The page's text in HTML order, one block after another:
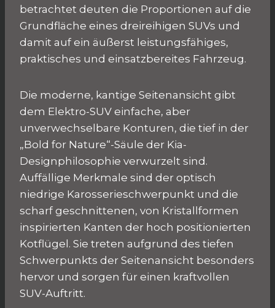
betrachtet deuten die Proportionen auf die
Grundfläche eines dreireihigen SUVs und
damit auf ein äußerst leistungsfähiges,
praktisches und einsatzbereites Fahrzeug.
Die moderne, kantige Seitenansicht gibt
dem Elektro-SUV einfache, aber
unverwechselbare Konturen, die tief in der
„Bold for Nature“-Säule der Kia-
Designphilosophie verwurzelt sind.
Auffällige Merkmale sind der optisch
niedrige Karosserieschwerpunkt und die
scharf geschnittenen, von Kristallformen
inspirierten Kanten der hoch positionierten
Kotflügel. Sie treten aufgrund des tiefen
Schwerpunkts der Seitenansicht besonders
hervor und sorgen für einen kraftvollen
SUV-Auftritt.